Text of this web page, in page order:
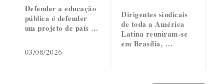
Defender a educação
pública é defender
um projeto de país …
03/08/2026
Dirigentes sindicais
de toda a América
Latina reuniram-se
em Brasília, …